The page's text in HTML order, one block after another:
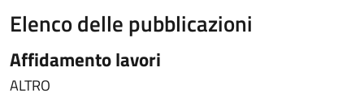
Elenco delle pubblicazioni
Affidamento lavori
ALTRO